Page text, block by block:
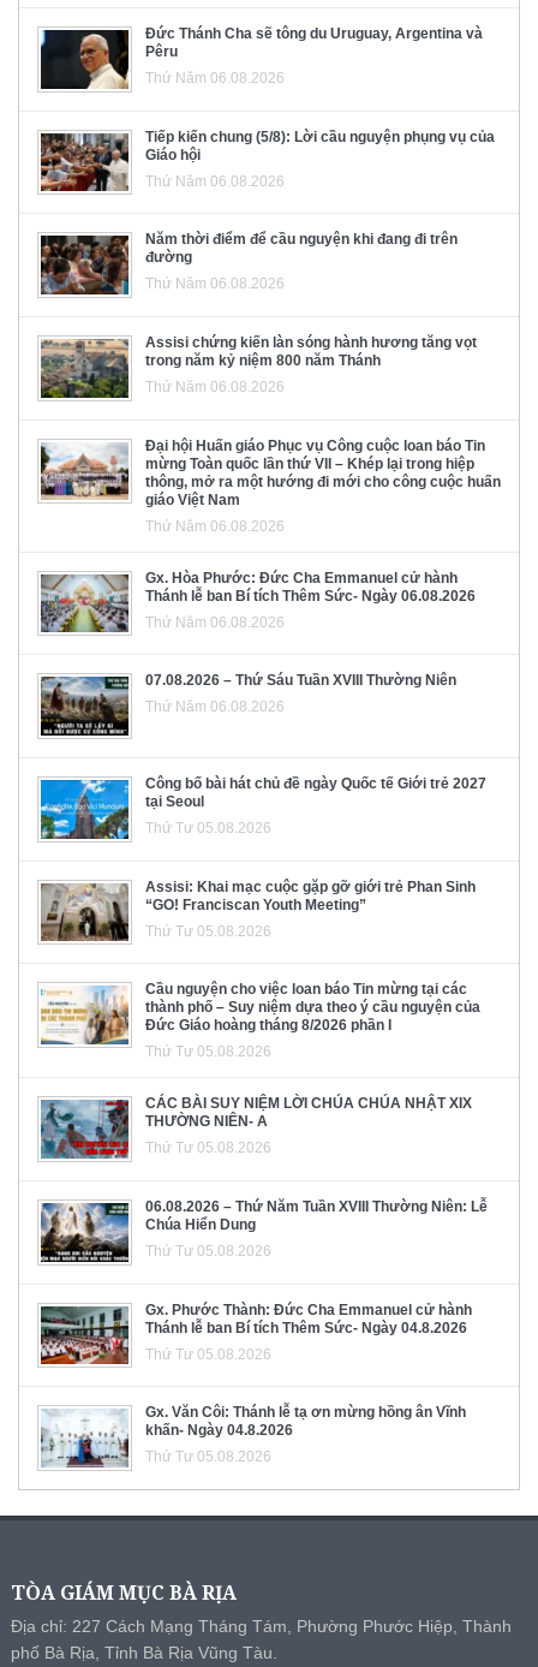
Đức Thánh Cha sẽ tông du Uruguay, Argentina và
Pêru
Thứ Năm 06.08.2026
Tiếp kiến chung (5/8): Lời cầu nguyện phụng vụ của
Giáo hội
Thứ Năm 06.08.2026
Năm thời điểm để cầu nguyện khi đang đi trên
đường
Thứ Năm 06.08.2026
Assisi chứng kiến làn sóng hành hương tăng vọt
trong năm kỷ niệm 800 năm Thánh
Thứ Năm 06.08.2026
Đại hội Huấn giáo Phục vụ Công cuộc loan báo Tin
mừng Toàn quốc lần thứ VII – Khép lại trong hiệp
thông, mở ra một hướng đi mới cho công cuộc huấn
giáo Việt Nam
Thứ Năm 06.08.2026
Gx. Hòa Phước: Đức Cha Emmanuel cử hành
Thánh lễ ban Bí tích Thêm Sức- Ngày 06.08.2026
Thứ Năm 06.08.2026
07.08.2026 – Thứ Sáu Tuần XVIII Thường Niên
Thứ Năm 06.08.2026
Công bố bài hát chủ đề ngày Quốc tế Giới trẻ 2027
tại Seoul
Thứ Tư 05.08.2026
Assisi: Khai mạc cuộc gặp gỡ giới trẻ Phan Sinh
“GO! Franciscan Youth Meeting”
Thứ Tư 05.08.2026
Cầu nguyện cho việc loan báo Tin mừng tại các
thành phố – Suy niệm dựa theo ý cầu nguyện của
Đức Giáo hoàng tháng 8/2026 phần I
Thứ Tư 05.08.2026
CÁC BÀI SUY NIỆM LỜI CHÚA CHÚA NHẬT XIX
THƯỜNG NIÊN- A
Thứ Tư 05.08.2026
06.08.2026 – Thứ Năm Tuần XVIII Thường Niên: Lễ
Chúa Hiển Dung
Thứ Tư 05.08.2026
Gx. Phước Thành: Đức Cha Emmanuel cử hành
Thánh lễ ban Bí tích Thêm Sức- Ngày 04.8.2026
Thứ Tư 05.08.2026
Gx. Văn Côi: Thánh lễ tạ ơn mừng hồng ân Vĩnh
khấn- Ngày 04.8.2026
Thứ Tư 05.08.2026
TÒA GIÁM MỤC BÀ RỊA
Địa chỉ: 227 Cách Mạng Tháng Tám, Phường Phước Hiệp, Thành
phố Bà Rịa, Tỉnh Bà Rịa Vũng Tàu.